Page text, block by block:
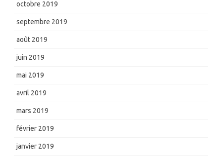
octobre 2019
septembre 2019
août 2019
juin 2019
mai 2019
avril 2019
mars 2019
février 2019
janvier 2019